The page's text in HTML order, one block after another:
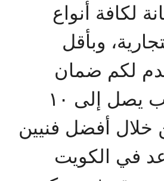
لكافة أنواع
وبأقل
لكم ضمان
على التركيب يصل إلى ١٠
أفضل فنيين
في الكويت